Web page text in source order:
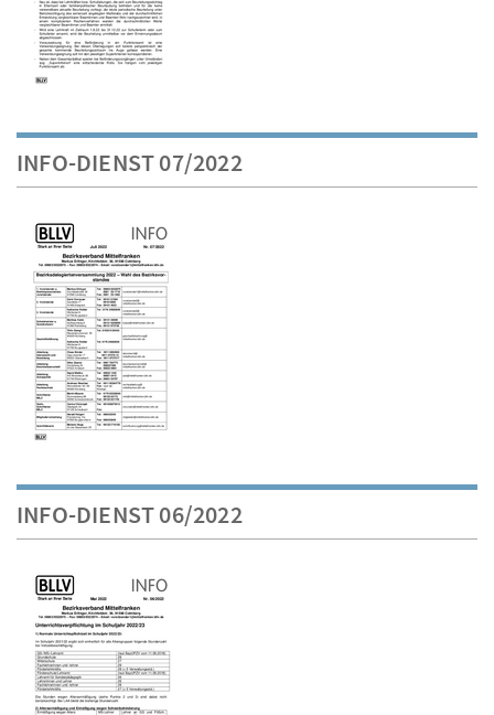
INFO-DIENST 07/2022
INFO-DIENST 06/2022